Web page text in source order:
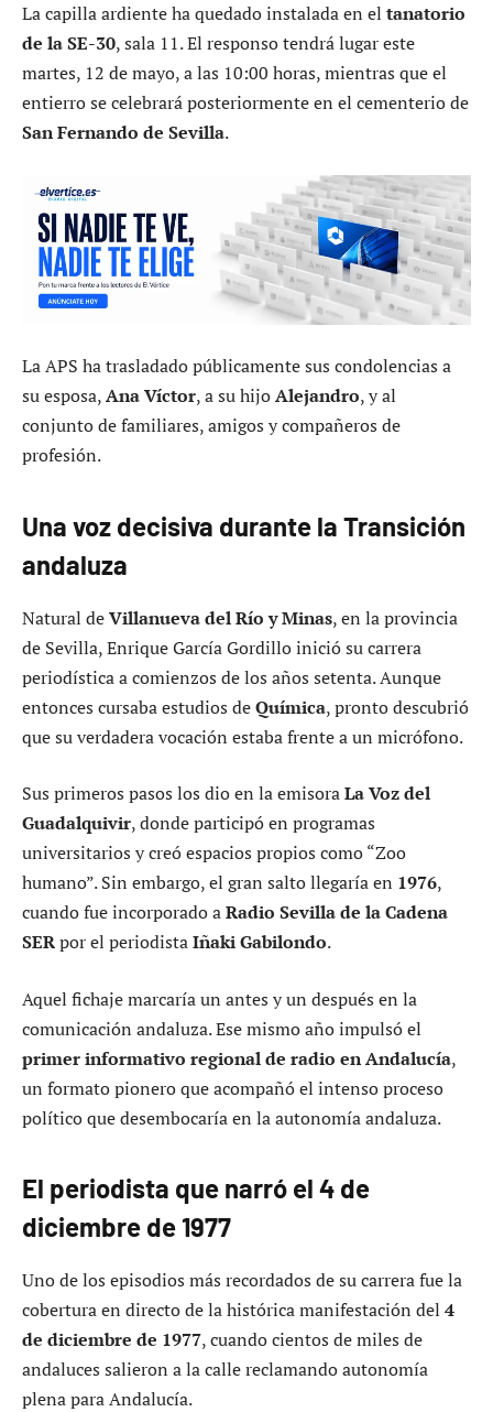
La capilla ardiente ha quedado instalada en el tanatorio
de la SE-30, sala 11. El responso tendrá lugar este
martes, 12 de mayo, a las 10:00 horas, mientras que el
entierro se celebrará posteriormente en el cementerio de
San Fernando de Sevilla.
La APS ha trasladado públicamente sus condolencias a
su esposa,Ana Víctor, a su hijoAlejandro, y al
conjunto de familiares, amigos y compañeros de
profesión.
Una voz decisiva durante la Transición
andaluza
Natural deVillanueva del Río y Minas, en la provincia
de Sevilla, Enrique García Gordillo inició su carrera
periodística a comienzos de los años setenta. Aunque
entonces cursaba estudios deQuímica, pronto descubrió
que su verdadera vocación estaba frente a un micrófono.
Sus primeros pasos los dio en la emisoraLa Voz del
Guadalquivir, donde participó en programas
universitarios y creó espacios propios como “Zoo
humano”. Sin embargo, el gran salto llegaría en 1976,
cuando fue incorporado aRadio Sevilla de la Cadena
SERpor el periodistaIñaki Gabilondo.
Aquel fichaje marcaría un antes y un después en la
comunicación andaluza. Ese mismo año impulsó el
primer informativo regional de radio en Andalucía,
un formato pionero que acompañó el intenso proceso
político que desembocaría en la autonomía andaluza.
El periodista que narró el 4 de
diciembre de 1977
Uno de los episodios más recordados de su carrera fue la
cobertura en directo de la histórica manifestación del 4
de diciembre de 1977, cuando cientos de miles de
andaluces salieron a la calle reclamando autonomía
plena para Andalucía.